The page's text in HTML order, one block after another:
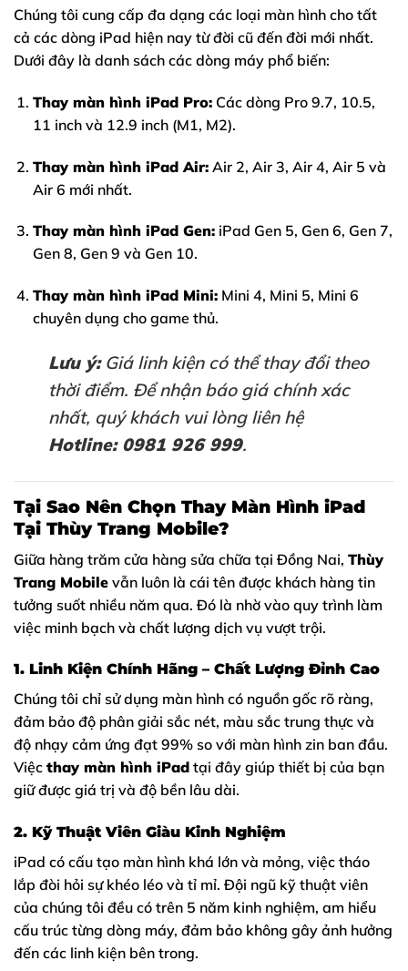
Chúng tôi cung cấp đa dạng các loại màn hình cho tất
cả các dòng iPad hiện nay từ đời cũ đến đời mới nhất.
Dưới đây là danh sách các dòng máy phổ biến:
Thay màn hình iPad Pro:Các dòng Pro 9.7, 10.5,
11 inch và 12.9 inch (M1, M2).
Thay màn hình iPad Air:Air 2, Air 3, Air 4, Air 5 và
Air 6 mới nhất.
Thay màn hình iPad Gen:iPad Gen 5, Gen 6, Gen 7,
Gen 8, Gen 9 và Gen 10.
Thay màn hình iPad Mini:Mini 4, Mini 5, Mini 6
chuyên dụng cho game thủ.
Lưu ý:Giá linh kiện có thể thay đổi theo
thời điểm. Để nhận báo giá chính xác
nhất, quý khách vui lòng liên hệ
Hotline: 0981 926 999.
Tại Sao Nên Chọn Thay Màn Hình iPad
Tại Thùy Trang Mobile?
Giữa hàng trăm cửa hàng sửa chữa tại Đồng Nai, Thùy
Trang Mobile vẫn luôn là cái tên được khách hàng tin
tưởng suốt nhiều năm qua. Đó là nhờ vào quy trình làm
việc minh bạch và chất lượng dịch vụ vượt trội.
1. Linh Kiện Chính Hãng – Chất Lượng Đỉnh Cao
Chúng tôi chỉ sử dụng màn hình có nguồn gốc rõ ràng,
đảm bảo độ phân giải sắc nét, màu sắc trung thực và
độ nhạy cảm ứng đạt 99% so với màn hình zin ban đầu.
Việc thay màn hình iPad tại đây giúp thiết bị của bạn
giữ được giá trị và độ bền lâu dài.
2. Kỹ Thuật Viên Giàu Kinh Nghiệm
iPad có cấu tạo màn hình khá lớn và mỏng, việc tháo
lắp đòi hỏi sự khéo léo và tỉ mỉ. Đội ngũ kỹ thuật viên
của chúng tôi đều có trên 5 năm kinh nghiệm, am hiểu
cấu trúc từng dòng máy, đảm bảo không gây ảnh hưởng
đến các linh kiện bên trong.